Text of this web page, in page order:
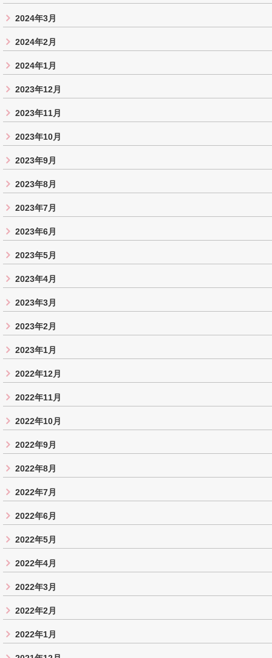
2024年3月
2024年2月
2024年1月
2023年12月
2023年11月
2023年10月
2023年9月
2023年8月
2023年7月
2023年6月
2023年5月
2023年4月
2023年3月
2023年2月
2023年1月
2022年12月
2022年11月
2022年10月
2022年9月
2022年8月
2022年7月
2022年6月
2022年5月
2022年4月
2022年3月
2022年2月
2022年1月